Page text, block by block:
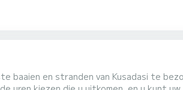
baaien en stranden van Kusadasi te